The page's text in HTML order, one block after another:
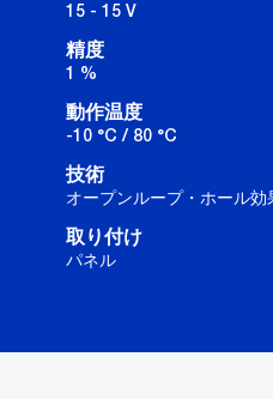
15 - 15 V
精度
1 %
動作温度
-10 °C / 80 °C
技術
オープンループ・ホール効
取り付け
パネル